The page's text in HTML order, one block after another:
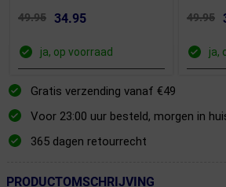
49.95 34.95
ja, op voorraad
49.95
ja,
Gratis verzending vanaf €49
Voor 23:00 uur besteld, morgen in
365 dagen retourrecht
← Terug naar productnavigatie
PRODUCTOMSCHRIJVING